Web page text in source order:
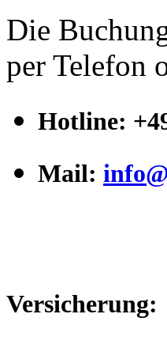
Die
per Telefon
Hotline:
Mail:
Versicherung: